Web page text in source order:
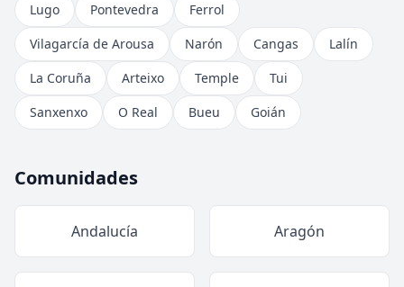
Lugo
Pontevedra
Ferrol
Vilagarcía de Arousa
Narón Cangas
Lalín
La Coruña
Arteixo Temple
Tui
Sanxenxo
O Real Bueu Goián
Comunidades
Andalucía Aragón